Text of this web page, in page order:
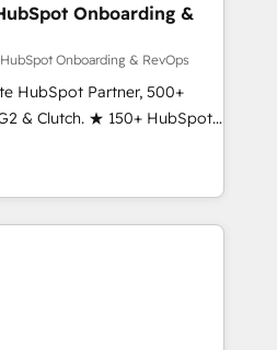
Onboarding &
Onboarding & RevOps
HubSpot Partner, 500+
& Clutch. ★ 150+ HubSpot
across the team ★
across five continents ★ AI-
obsessed ★
helps
that drive adoption
What we do ➤